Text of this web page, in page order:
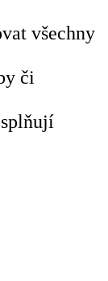
všechny
či